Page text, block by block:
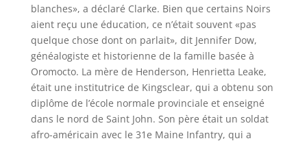
blanches», a déclaré Clarke. Bien que certains Noirs
aient reçu une éducation, ce n’était souvent «pas
quelque chose dont on parlait», dit Jennifer Dow,
généalogiste et historienne de la famille basée à
Oromocto. La mère de Henderson, Henrietta Leake,
était une institutrice de Kingsclear, qui a obtenu son
diplôme de l’école normale provinciale et enseigné
dans le nord de Saint John. Son père était un soldat
afro-américain avec le 31e Maine Infantry, qui a